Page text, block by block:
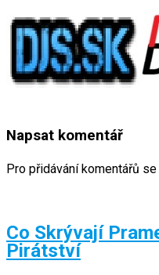
Napsat komentář
Pro přidávání komentářů
Co Skrývají
Pirátství